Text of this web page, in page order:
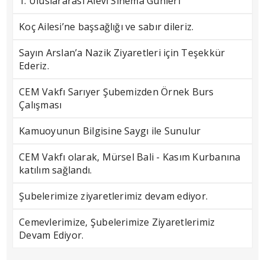
Koç Ailesi’ne başsağlığı ve sabır dileriz.
Sayın Arslan’a Nazik Ziyaretleri için Teşekkür
Ederiz.
CEM Vakfı Sarıyer Şubemizden Örnek Burs
Çalışması
Kamuoyunun Bilgisine Saygı ile Sunulur
CEM Vakfı olarak, Mürsel Bali - Kasım Kurbanına
katılım sağlandı.
Şubelerimize ziyaretlerimiz devam ediyor.
Cemevlerimize, Şubelerimize Ziyaretlerimiz
Devam Ediyor.